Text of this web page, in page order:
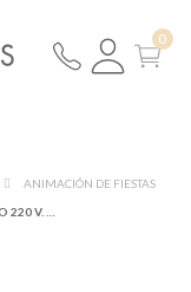
ANIMACIÓN DE FIESTAS